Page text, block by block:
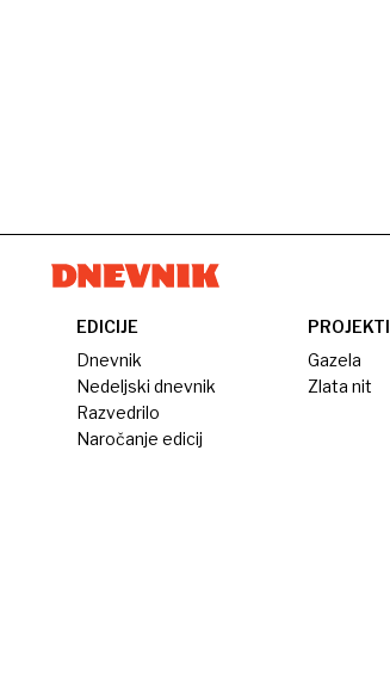
EDICIJE
Dnevnik
Nedeljski dnevnik
Razvedrilo
Naročanje edicij
PROJEKTI
Gazela
Zlata nit